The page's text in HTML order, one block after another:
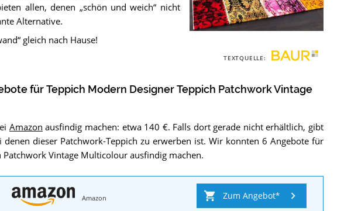
Patchwork
allen, denen „schön und weich“ nicht
Alternative.
gleich nach Hause!
TEXTQUELLE:
für Teppich Modern Designer Teppich Patchwork Vintage
Amazon ausfindig machen: etwa 140 €. Falls dort gerade nicht erhältlich, gibt
dieser Patchwork-Teppich zu erwerben ist. Wir konnten 6 Angebote für
Vintage Multicolour ausfindig machen.
Amazon Zum Angebot